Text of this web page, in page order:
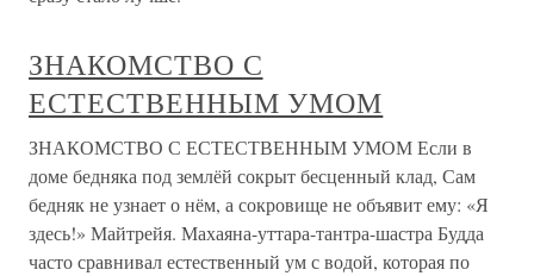
ЗНАКОМСТВО С
ЕСТЕСТВЕННЫМ УМОМ
ЗНАКОМСТВО С ЕСТЕСТВЕННЫМ УМОМ Если в
доме бедняка под землёй сокрыт бесценный клад, Сам
бедняк не узнает о нём, а сокровище не объявит ему: «Я
здесь!» Майтрейя. Махаяна-уттара-тантра-шастра Будда
часто сравнивал естественный ум с водой, которая по